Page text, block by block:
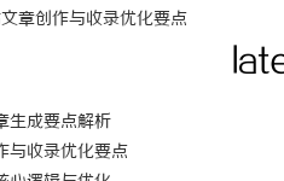
章创作与收录优化要点
生成要点解析
与收录优化要点